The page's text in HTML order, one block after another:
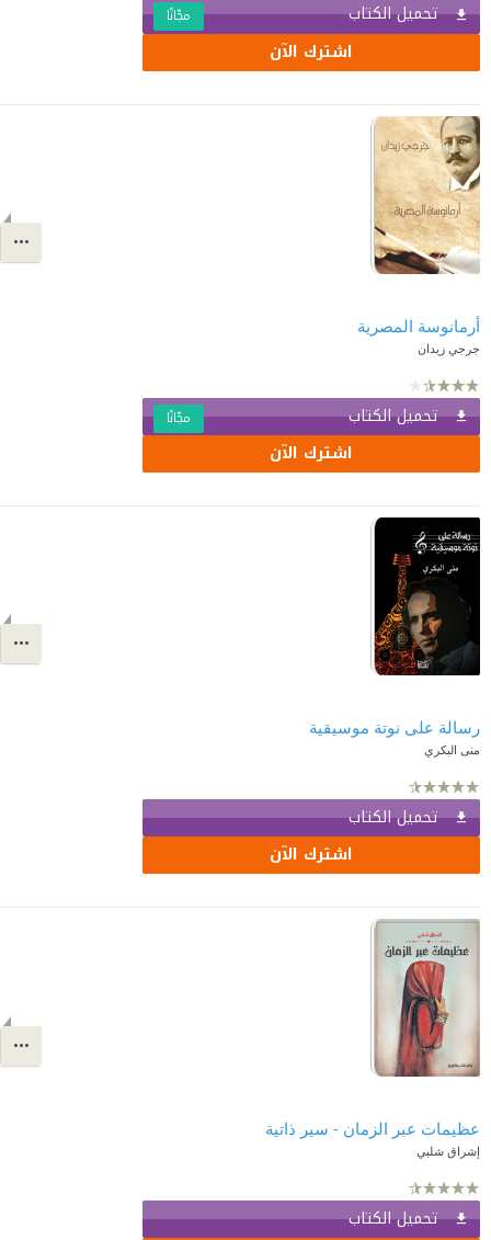
تحميل الكتاب مجّانًا
اشترك الآن
أرمانوسة المصرية
جرجي زيدان
تحميل الكتاب مجّانًا
اشترك الآن
رسالة على نوتة موسيقية
منى البكري
تحميل الكتاب
اشترك الآن
عظيمات عبر الزمان - سير ذاتية
إشراق شلبي
تحميل الكتاب